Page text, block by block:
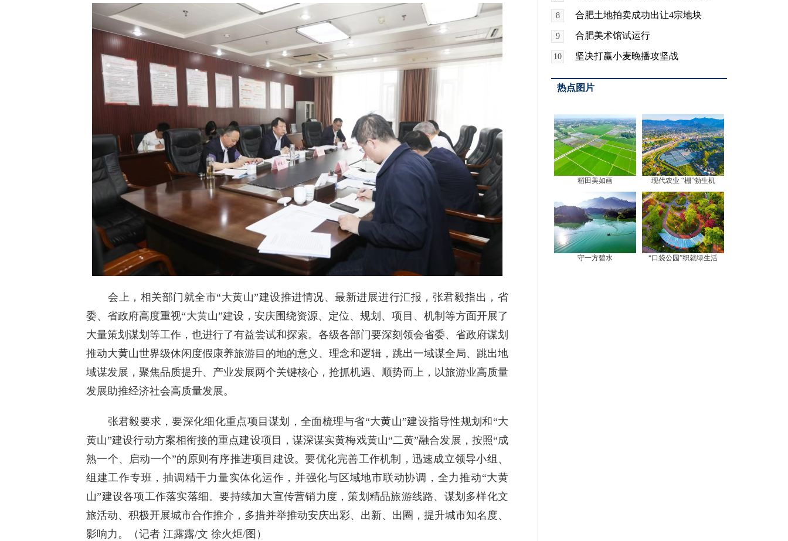
会上，相关部门就全市“大黄山”建设推进情况、最新进展进行汇报，张君毅指出，省
委、省政府高度重视“大黄山”建设，安庆围绕资源、定位、规划、项目、机制等方面开展了
大量策划谋划等工作，也进行了有益尝试和探索。各级各部门要深刻领会省委、省政府谋划
推动大黄山世界级休闲度假康养旅游目的地的意义、理念和逻辑，跳出一域谋全局、跳出地
域谋发展，聚焦品质提升、产业发展两个关键核心，抢抓机遇、顺势而上，以旅游业高质量
发展助推经济社会高质量发展。
张君毅要求，要深化细化重点项目谋划，全面梳理与省“大黄山”建设指导性规划和“大
黄山”建设行动方案相衔接的重点建设项目，谋深谋实黄梅戏黄山“二黄”融合发展，按照“成
熟一个、启动一个”的原则有序推进项目建设。要优化完善工作机制，迅速成立领导小组、
组建工作专班，抽调精干力量实体化运作，并强化与区域地市联动协调，全力推动“大黄
山”建设各项工作落实落细。要持续加大宣传营销力度，策划精品旅游线路、谋划多样化文
旅活动、积极开展城市合作推介，多措并举推动安庆出彩、出新、出圈，提升城市知名度、
影响力。（记者 江露露/文 徐火炬/图）
8 合肥土地拍卖成功出让4宗地块
9 合肥美术馆试运行
10 坚决打赢小麦晚播攻坚战
热点图片
稻田美如画 现代农业 “棚”勃生机
守一方碧水 “口袋公园”织就绿生活